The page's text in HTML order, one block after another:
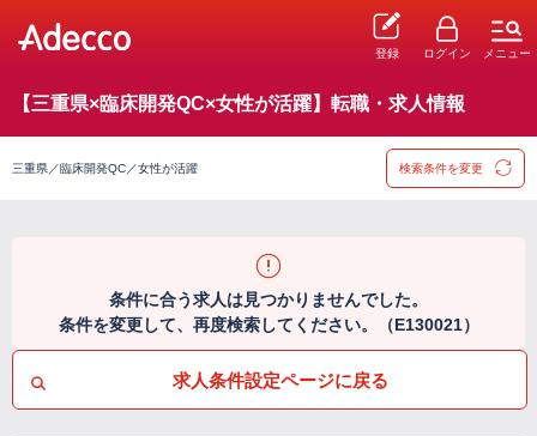
登録 ログイン メニュー
【三重県×臨床開発QC×女性が活躍】転職・求人情報
三重県／臨床開発QC／女性が活躍 検索条件を変更
条件に合う求人は見つかりませんでした。
条件を変更して、再度検索してください。（E130021）
求人条件設定ページに戻る